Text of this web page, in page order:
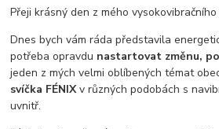
Přeji krásný den z mého
Dnes bych vám ráda představila
potřeba opravdu nastartovat změnu,
jeden z mých velmi oblíbených témat
svíčka FÉNIXv různých podobách s
uvnitř.